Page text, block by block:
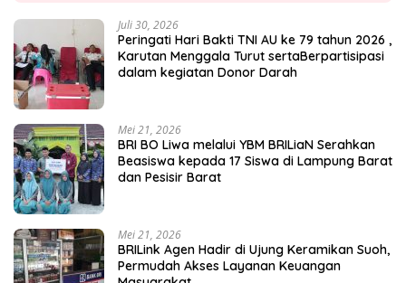
Juli 30, 2026
Peringati Hari Bakti TNI AU ke 79 tahun 2026 ,
Karutan Menggala Turut sertaBerpartisipasi
dalam kegiatan Donor Darah
Mei 21, 2026
BRI BO Liwa melalui YBM BRILiaN Serahkan
Beasiswa kepada 17 Siswa di Lampung Barat
dan Pesisir Barat
Mei 21, 2026
BRILink Agen Hadir di Ujung Keramikan Suoh,
Permudah Akses Layanan Keuangan